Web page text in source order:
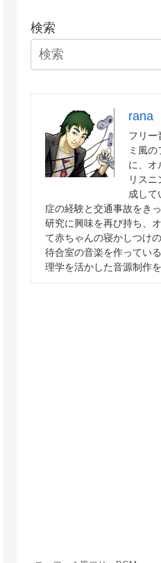
検索
rana
フリー
ミ風
に、オ
リス
成して
症の経験と交通事故をき
研究に興味を再び持ち、
て赤ちゃんの寝かしつけ
待合室の音楽を作ってい
理学を活かした音源制作